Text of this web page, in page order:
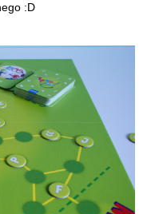
:D